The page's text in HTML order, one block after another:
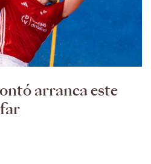
arranca este